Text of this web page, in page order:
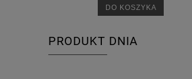
DO KOSZYKA
PRODUKT DNIA